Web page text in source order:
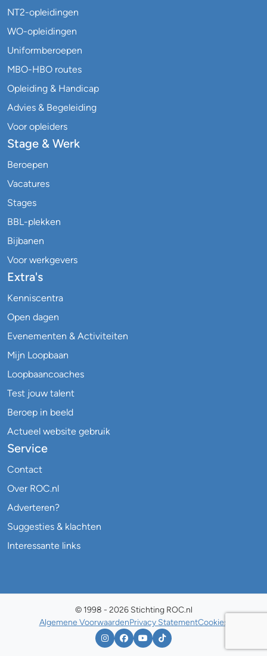
NT2-opleidingen
WO-opleidingen
Uniformberoepen
MBO-HBO routes
Opleiding & Handicap
Advies & Begeleiding
Voor opleiders
Stage & Werk
Beroepen
Vacatures
Stages
BBL-plekken
Bijbanen
Voor werkgevers
Extra's
Kenniscentra
Open dagen
Evenementen & Activiteiten
Mijn Loopbaan
Loopbaancoaches
Test jouw talent
Beroep in beeld
Actueel website gebruik
Service
Contact
Over ROC.nl
Adverteren?
Suggesties & klachten
Interessante links
© 1998 - 2026 Stichting ROC.nl
Algemene VoorwaardenPrivacy StatementCookies